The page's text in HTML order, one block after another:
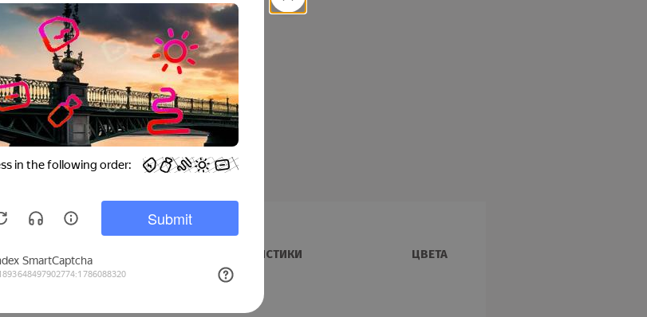
Контрпластина
ЗАКАЗАТЬ
ОПИСАНИЕ ХАРАКТЕРИСТИКИ ЦВЕТА